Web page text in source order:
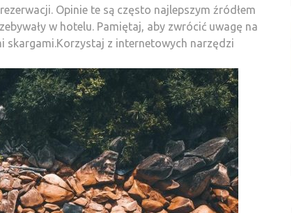
Opinie te są często najlepszym źródłem
w hotelu. Pamiętaj, aby zwrócić uwagę na
skargami.Korzystaj z internetowych narzędzi